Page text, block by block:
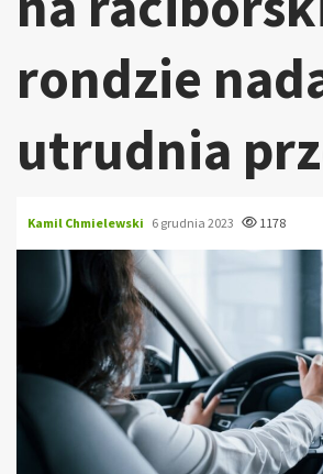
rondzie
utrudnia
Kamil Chmielewski 6 grudnia 2023 1178